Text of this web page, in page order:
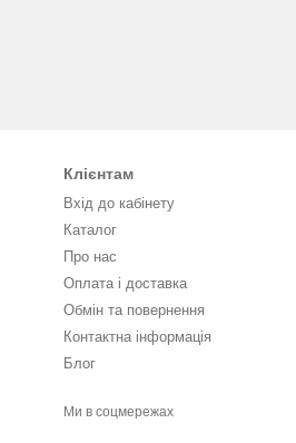
Клієнтам
Вхід до кабінету
Каталог
Про нас
Оплата і доставка
Обмін та повернення
Контактна інформація
Блог
Ми в соцмережах